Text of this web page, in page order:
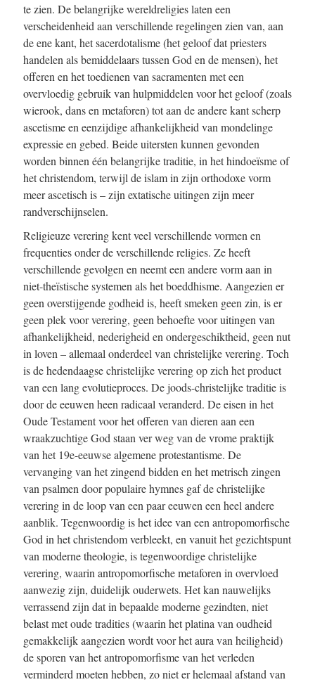
te zien. De belangrijke wereldreligies laten een
verscheidenheid aan verschillende regelingen zien van, aan
de ene kant, het sacerdotalisme (het geloof dat priesters
handelen als bemiddelaars tussen God en de mensen), het
offeren en het toedienen van sacramenten met een
overvloedig gebruik van hulpmiddelen voor het geloof (zoals
wierook, dans en metaforen) tot aan de andere kant scherp
ascetisme en eenzijdige afhankelijkheid van mondelinge
expressie en gebed. Beide uitersten kunnen gevonden
worden binnen één belangrijke traditie, in het hindoeïsme of
het christendom, terwijl de islam in zijn orthodoxe vorm
meer ascetisch is – zijn extatische uitingen zijn meer
randverschijnselen.
Religieuze verering kent veel verschillende vormen en
frequenties onder de verschillende religies. Ze heeft
verschillende gevolgen en neemt een andere vorm aan in
niet-theïstische systemen als het boeddhisme. Aangezien er
geen overstijgende godheid is, heeft smeken geen zin, is er
geen plek voor verering, geen behoefte voor uitingen van
afhankelijkheid, nederigheid en ondergeschiktheid, geen nut
in loven – allemaal onderdeel van christelijke verering. Toch
is de hedendaagse christelijke verering op zich het product
van een lang evolutieproces. De joods-christelijke traditie is
door de eeuwen heen radicaal veranderd. De eisen in het
Oude Testament voor het offeren van dieren aan een
wraakzuchtige God staan ver weg van de vrome praktijk
van het 19e-eeuwse algemene protestantisme. De
vervanging van het zingend bidden en het metrisch zingen
van psalmen door populaire hymnes gaf de christelijke
verering in de loop van een paar eeuwen een heel andere
aanblik. Tegenwoordig is het idee van een antropomorfische
God in het christendom verbleekt, en vanuit het gezichtspunt
van moderne theologie, is tegenwoordige christelijke
verering, waarin antropomorfische metaforen in overvloed
aanwezig zijn, duidelijk ouderwets. Het kan nauwelijks
verrassend zijn dat in bepaalde moderne gezindten, niet
belast met oude tradities (waarin het platina van oudheid
gemakkelijk aangezien wordt voor het aura van heiligheid)
de sporen van het antropomorfisme van het verleden
verminderd moeten hebben, zo niet er helemaal afstand van